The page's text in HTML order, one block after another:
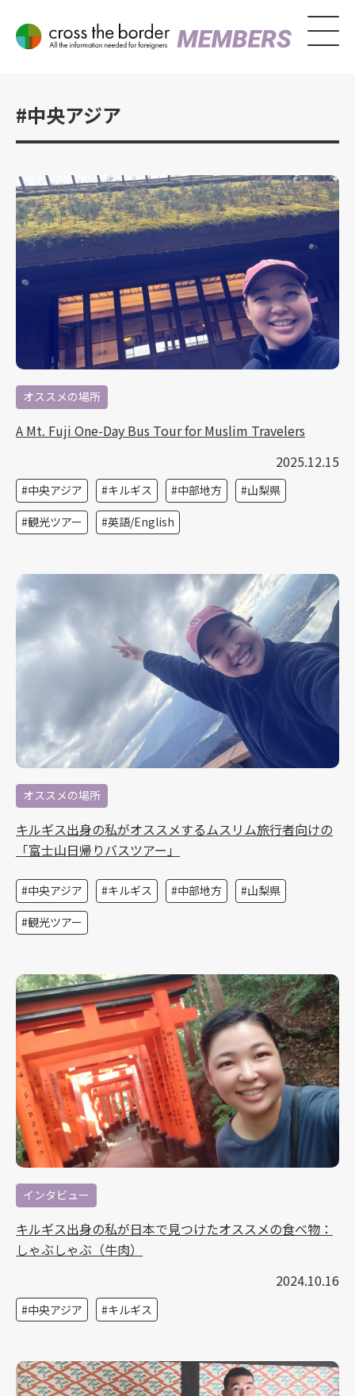
#中央アジア
オススメの場所
A Mt. Fuji One-Day Bus Tour for Muslim Travelers
2025.12.15
中央アジア キルギス 中部地方
山梨県
観光ツアー
英語/English
オススメの場所
キルギス出身の私がオススメするムスリム旅行者向けの
「富士山日帰りバスツアー」
中央アジア キルギス 中部地方
山梨県
観光ツアー
インタビュー
キルギス出身の私が日本で見つけたオススメの食べ物：
しゃぶしゃぶ（牛肉）
2024.10.16
中央アジア キルギス